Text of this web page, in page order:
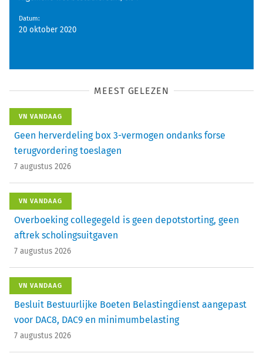
Datum:
20 oktober 2020
MEEST GELEZEN
VN VANDAAG
Geen herverdeling box 3-vermogen ondanks forse
terugvordering toeslagen
7 augustus 2026
VN VANDAAG
Overboeking collegegeld is geen depotstorting, geen
aftrek scholingsuitgaven
7 augustus 2026
VN VANDAAG
Besluit Bestuurlijke Boeten Belastingdienst aangepast
voor DAC8, DAC9 en minimumbelasting
7 augustus 2026